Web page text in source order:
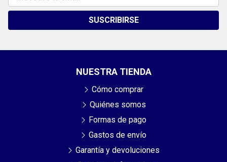
SUSCRIBIRSE
NUESTRA TIENDA
Cómo comprar
Quiénes somos
Formas de pago
Gastos de envío
Garantía y devoluciones